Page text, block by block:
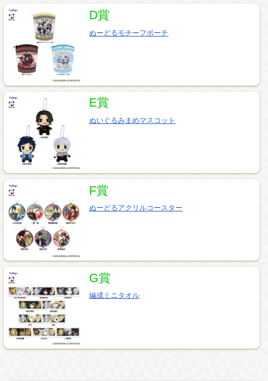
D賞
ぬーどるモチーフポーチ
E賞
ぬいぐるみまめマスコット
F賞
ぬーどるアクリルコースター
G賞
編成ミニタオル